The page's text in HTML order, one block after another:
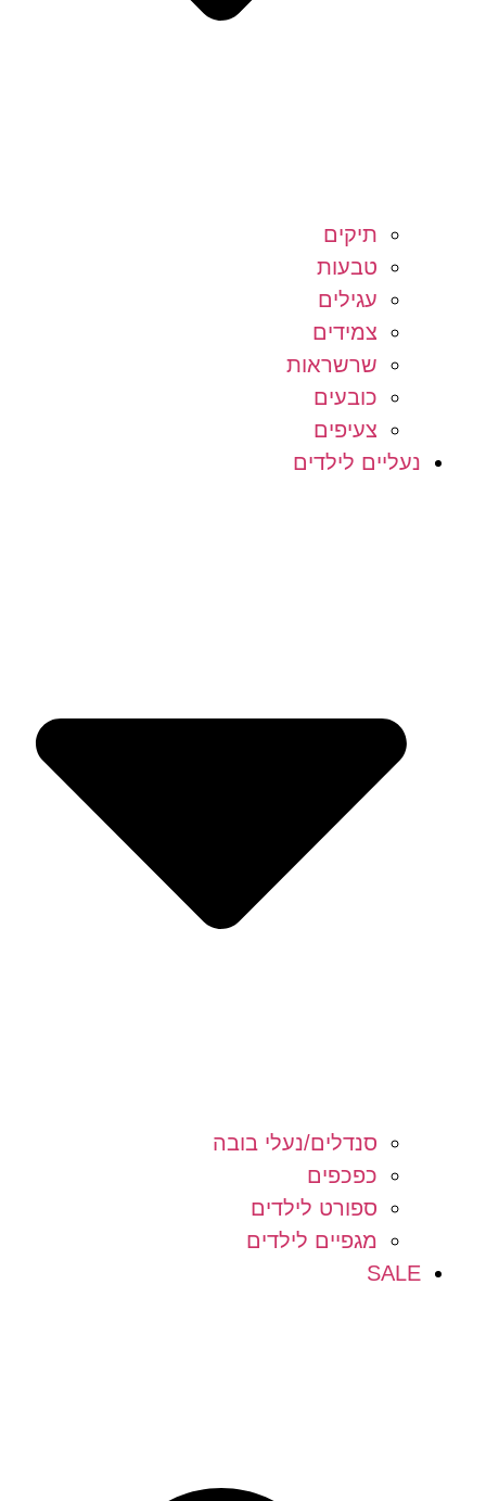
תיקים
טבעות
עגילים
צמידים
שרשראות
כובעים
צעיפים
נעליים לילדים
סנדלים/נעלי בובה
כפכפים
ספורט לילדים
מגפיים לילדים
SALE